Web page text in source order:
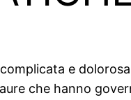
e
che hanno